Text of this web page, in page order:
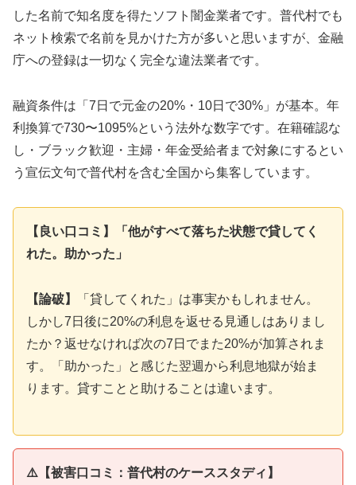
した名前で知名度を得たソフト闇金業者です。普代村でも
ネット検索で名前を見かけた方が多いと思いますが、金融
庁への登録は一切なく完全な違法業者です。
融資条件は「7日で元金の20%・10日で30%」が基本。年
利換算で730〜1095%という法外な数字です。在籍確認な
し・ブラック歓迎・主婦・年金受給者まで対象にするとい
う宣伝文句で普代村を含む全国から集客しています。
【良い口コミ】「他がすべて落ちた状態で貸してく
れた。助かった」
【論破】
「貸してくれた」は事実かもしれません。
しかし7日後に20%の利息を返せる見通しはありまし
たか？返せなければ次の7日でまた20%が加算されま
す。「助かった」と感じた翌週から利息地獄が始ま
ります。貸すことと助けることは違います。
⚠️【被害口コミ：普代村のケーススタディ】